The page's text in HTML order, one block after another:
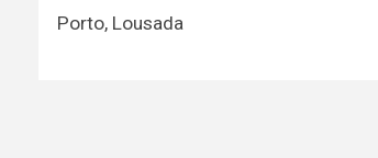
Porto, Lousada